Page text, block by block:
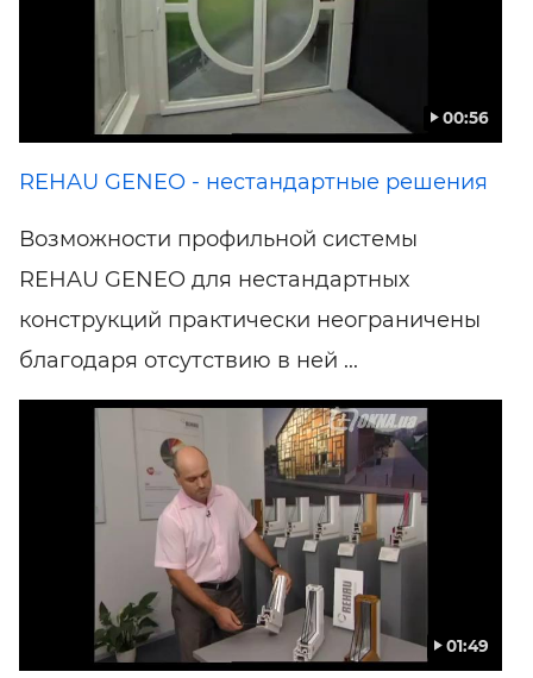
00:56
REHAU GENEO - нестандартные решения
Возможности профильной системы
REHAU GENEO для нестандартных
конструкций практически неограничены
благодаря отсутствию в ней ...
01:49